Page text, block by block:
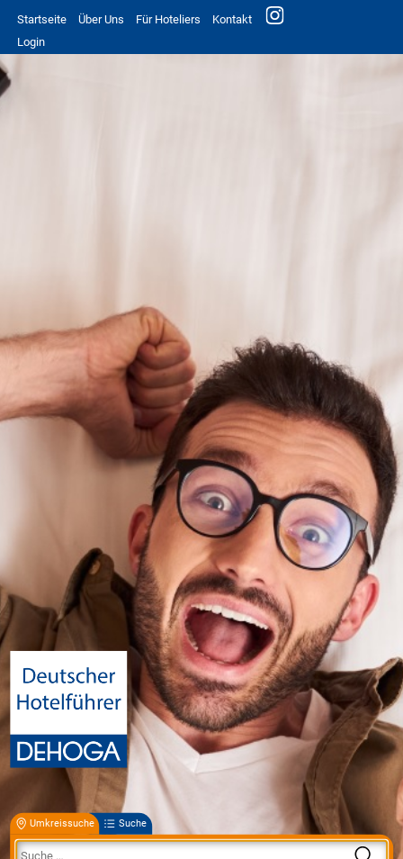
Startseite Über Uns Für Hoteliers
Kontakt
Login
Umkreissuche Suche